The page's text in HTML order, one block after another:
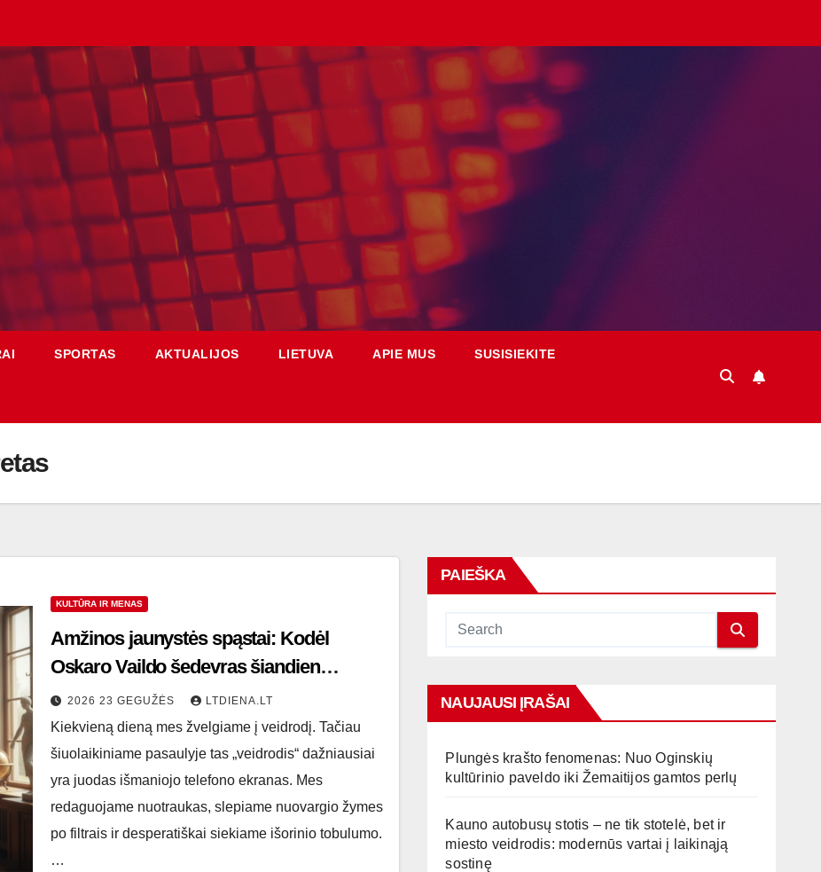
SPORTAS AKTUALIJOS LIETUVA APIE MUS SUSISIEKITE
KULTŪRA IR MENAS
Amžinos jaunystės spąstai: Kodėl
Oskaro Vaildo šedevras šiandien
aktualesnis nei bet kada?
2026 23 GEGUŽĖS LTDIENA.LT
Kiekvieną dieną mes žvelgiame į veidrodį. Tačiau
šiuolaikiniame pasaulyje tas „veidrodis“ dažniausiai
yra juodas išmaniojo telefono ekranas. Mes
redaguojame nuotraukas, slepiame nuovargio žymes
po filtrais ir desperatiškai siekiame išorinio tobulumo.
…
PAIEŠKA
NAUJAUSI ĮRAŠAI
Plungės krašto fenomenas: Nuo Oginskių
kultūrinio paveldo iki Žemaitijos gamtos perlų
Kauno autobusų stotis – ne tik stotelė, bet ir
miesto veidrodis: modernūs vartai į laikinąją
sostinę